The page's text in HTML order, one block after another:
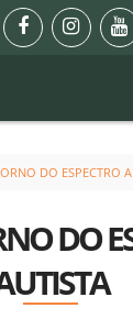
DO ESPECTRO
DO